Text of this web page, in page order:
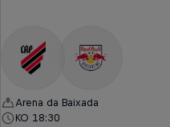
Arena da Baixada
KO 18:30